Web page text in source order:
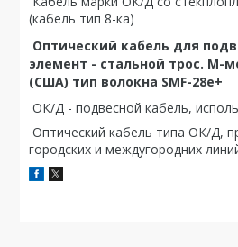
(кабель тип 8-ка)
Оптический кабель для
элемент - стальной трос. М-
(США) тип волокна SMF-28e+
ОК/Д - подвесной кабель,
Оптический кабель типа ОК/Д,
городских и междугородних